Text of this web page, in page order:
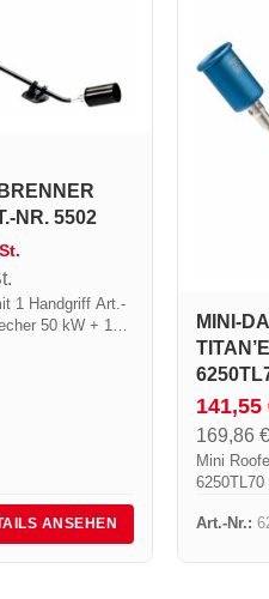
A
5502
1 Handgriff Art.-
50 kW + 1
ANSEHEN
MINI-
141,55
169,86 €
Mini
Art.-Nr.: